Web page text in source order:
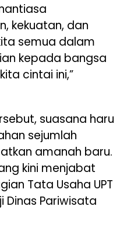
kekuatan, dan
semua dalam
kepada bangsa
cintai ini,”
suasana haru
sejumlah
amanah baru.
kini menjabat
Tata Usaha UPT
Dinas Pariwisata